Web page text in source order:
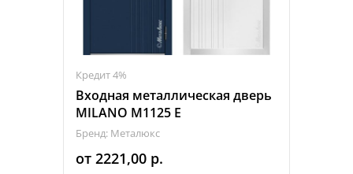
Кредит 4%
Входная металлическая дверь
MILANO M1125 Е
Бренд: Металюкс
от 2221,00 р.